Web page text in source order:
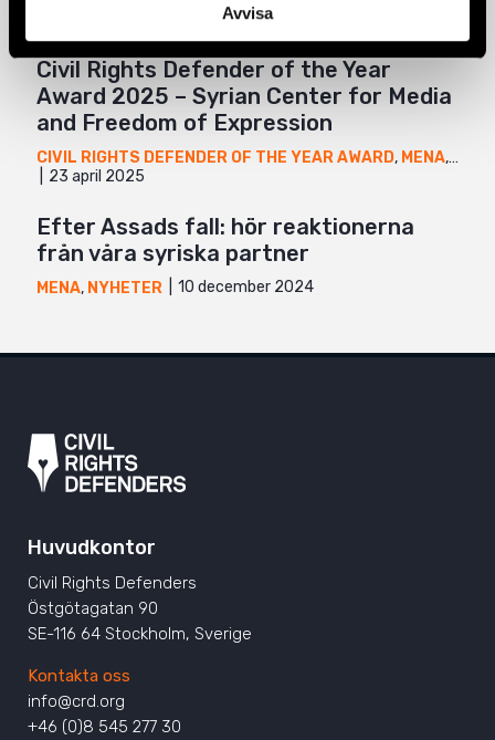
Avvisa
3 juli 2025
Civil Rights Defender of the Year
Award 2025 – Syrian Center for Media
and Freedom of Expression
CIVIL RIGHTS DEFENDER OF THE YEAR AWARD, MENA,
23 april 2025
Efter Assads fall: hör reaktionerna
från våra syriska partner
MENA, NYHETER 10 december 2024
Huvudkontor
Civil Rights Defenders
Östgötagatan 90
SE-116 64 Stockholm, Sverige
Kontakta oss
info@crd.org
+46 (0)8 545 277 30